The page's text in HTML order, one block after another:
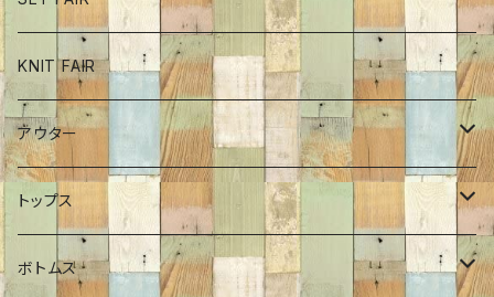
ボトム
インナーカットソー
ワンピース
チュニック
KNIT FAIR
アウター
ブルゾン
コート
トップス
ロンT
ボトムス